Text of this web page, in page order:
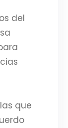
del
que